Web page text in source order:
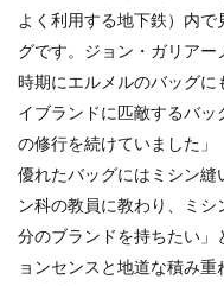
よく利用する地下鉄）内
グです。ジョン・ガリア
時期にエルメルのバッグに
イブランドに匹敵するバ
の修行を続けていました」
優れたバッグにはミシン縫
ン科の教員に教わり、ミ
分のブランドを持ちたい」
ョンセンスと地道な積み